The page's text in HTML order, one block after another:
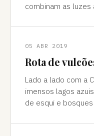
combinam as
05 ABR 2019
Rota de
Lado a lado com a
imensos lagos
de esqui e